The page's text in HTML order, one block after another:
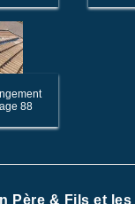
88
Père & Fils et